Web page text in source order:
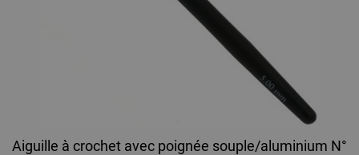
Aiguille à crochet avec poignée souple/aluminium N°